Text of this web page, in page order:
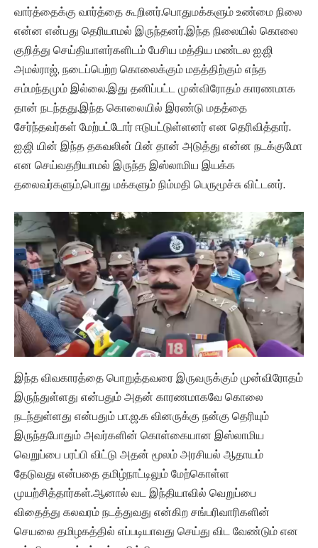
வார்த்தைக்கு வார்த்தை கூறினர்.பொதுமக்களும் உண்மை நிலை
என்ன என்பது தெரியாமல் இருந்தனர்.இந்த நிலையில் கொலை
குறித்து செய்தியாளர்களிடம் பேசிய மத்திய மண்டல ஐ.ஜி
அமல்ராஜ், நடைப்பெற்ற கொலைக்கும் மதத்திற்கும் எந்த
சம்மந்தமும் இல்லை.இது தனிப்பட்ட முன்விரோதம் காரணமாக
தான் நடந்தது.இந்த கொலையில் இரண்டு மதத்தை
சேர்ந்தவர்கள் மேற்பட்டோர் ஈடுபட்டுள்ளனர் என தெரிவித்தார்.
ஐ.ஜி யின் இந்த தகவலின் பின் தான் அடுத்து என்ன நடக்குமோ
என செய்வதறியாமல் இருந்த இஸ்லாமிய இயக்க
தலைவர்களும்,பொது மக்களும் நிம்மதி பெருமூச்சு விட்டனர்.
இந்த விவகாரத்தை பொறுத்தவரை இருவருக்கும் முன்விரோதம்
இருந்துள்ளது என்பதும் அதன் காரணமாகவே கொலை
நடந்துள்ளது என்பதும் பா.ஜ.க வினருக்கு நன்கு தெரியும்
இருந்தபோதும் அவர்களின் கொள்கையான இஸ்லாமிய
வெறுப்பை பரப்பி விட்டு அதன் மூலம் அரசியல் ஆதாயம்
தேடுவது என்பதை தமிழ்நாட்டிலும் மேற்கொள்ள
முயற்சித்தார்கள்.ஆனால் வட இந்தியாவில் வெறுப்பை
விதைத்து கலவரம் நடத்துவது என்கிற சங்பரிவாரிகளின்
செயலை தமிழகத்தில் எப்படியாவது செய்து விட வேண்டும் என